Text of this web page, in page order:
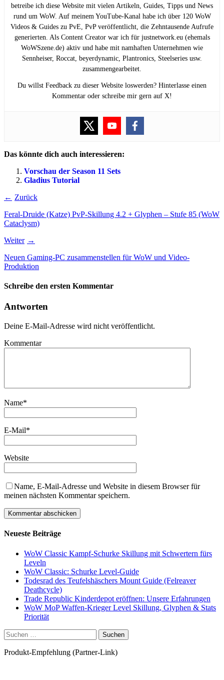
betreibe ich diese Website mit vielen Artikeln, Guides, Tipps und News
rund um WoW. Auf meinem YouTube-Kanal habe ich über 120 WoW
Videos & Guides zu PvE, PvP veröffentlicht, die Zehntausende Aufrufe
generierten. Als Content Creator war ich für justnetwork.eu (ehemals
WoWSzene.de) aktiv und habe mit namhaften Unternehmen wie
Sennheiser, Roccat, beyerdynamic, Plantronics, Steelseries usw.
zusammengearbeitet.
Du willst Feedback zu dieser Website loswerden? Hinterlasse einen
Kommentar oder schreibe mir gern auf X!
Das könnte dich auch interessieren:
Vorschau der Season 11 Sets
Gladius Tutorial
Zurück
Feral-Druide (Katze) PvP-Skillung 4.2 + Glyphen – Stufe 85 (WoW
Cataclysm)
Weiter
Neuen Gaming-PC zusammenstellen für WoW und Video-
Produktion
Schreibe den ersten Kommentar
Antworten
Deine E-Mail-Adresse wird nicht veröffentlicht.
Kommentar
Name*
E-Mail*
Website
Name, E-Mail-Adresse und Website in diesem Browser für
meinen nächsten Kommentar speichern.
Neueste Beiträge
WoW Classic Kampf-Schurke Skillung mit Schwertern fürs
Leveln
WoW Classic: Schurke Level-Guide
Todesrad des Teufelshäschers Mount Guide (Felreaver
Deathcycle)
Trade Republic Kinderdepot eröffnen: Unsere Erfahrungen
WoW MoP Waffen-Krieger Level Skillung, Glyphen & Stats
Priorität
Suchen
nach:
Produkt-Empfehlung (Partner-Link)